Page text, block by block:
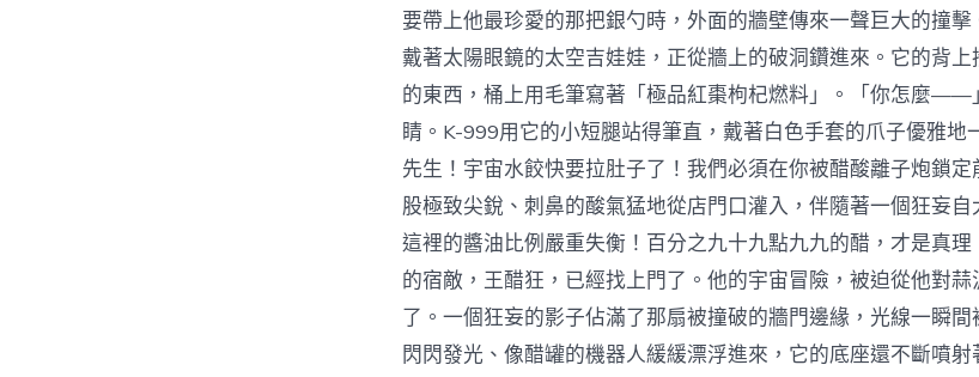
要帶上他最珍愛的那把銀勺時，外面的牆壁傳來一聲巨大的撞擊
戴著太陽眼鏡的太空吉娃娃，正從牆上的破洞鑽進來。它的背
的東西，桶上用毛筆寫著「極品紅棗枸杞燃料」。「你怎麼——
睛。K-999用它的小短腿站得筆直，戴著白色手套的爪子優雅地
先生！宇宙水餃快要拉肚子了！我們必須在你被醋酸離子炮鎖
股極致尖銳、刺鼻的酸氣猛地從店門口灌入，伴隨著一個狂妄自
這裡的醬油比例嚴重失衡！百分之九十九點九九的醋，才是真
的宿敵，王醋狂，已經找上門了。他的宇宙冒險，被迫從他對
了。一個狂妄的影子佔滿了那扇被撞破的牆門邊緣，光線一瞬
閃閃發光、像醋罐的機器人緩緩漂浮進來，它的底座還不斷噴